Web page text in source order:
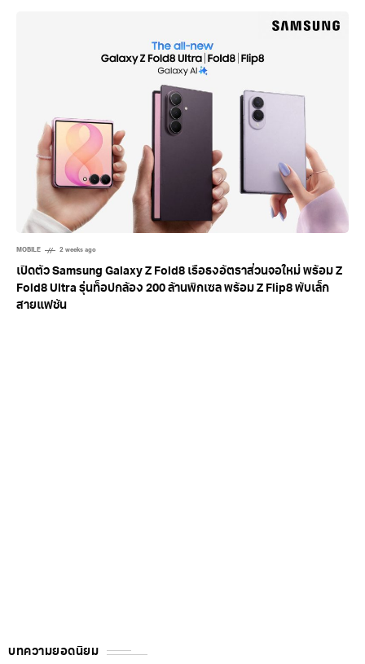
MOBILE 2 weeks ago
เปิดตัว Samsung Galaxy Z Fold8 เรือธงอัตราส่วนจอใหม่ พร้อม Z
Fold8 Ultra รุ่นท็อปกล้อง 200 ล้านพิกเซล พร้อม Z Flip8 พับเล็ก
สายแฟชัน
บทความยอดนิยม